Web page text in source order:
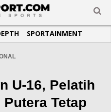
SPORTAINMENT
U-16, Pelatih
Tetap